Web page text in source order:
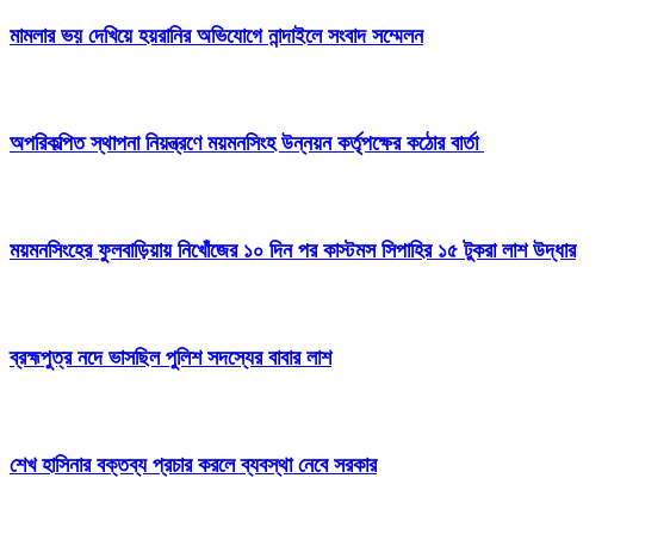
মামলার ভয় দেখিয়ে হয়রানির অভিযোগে নান্দাইলে সংবাদ সম্মেলন
অপরিকল্পিত স্থাপনা নিয়ন্ত্রণে ময়মনসিংহ উন্নয়ন কর্তৃপক্ষের কঠোর বার্তা
ময়মনসিংহের ফুলবাড়িয়ায় নিখোঁজের ১০ দিন পর কাস্টমস সিপাহির ১৫ টুকরা লাশ উদ্ধার
ব্রহ্মপুত্র নদে ভাসছিল পুলিশ সদস্যের বাবার লাশ
শেখ হাসিনার বক্তব্য প্রচার করলে ব্যবস্থা নেবে সরকার